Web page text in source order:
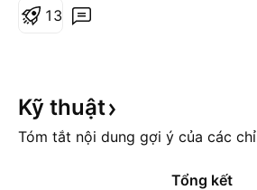
- đầu tháng 6), sau đó hồi phục
bình — thị trường chưa có x
1 3
Kỹ thuật
Tóm tắt nội dung gợi ý của các chỉ
Tổng kết